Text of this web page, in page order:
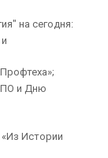
на сегодня:
и Дню
Истории